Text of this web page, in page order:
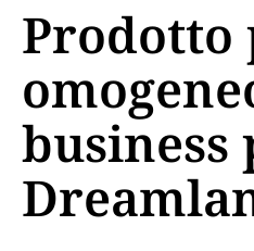
Prodotto
business